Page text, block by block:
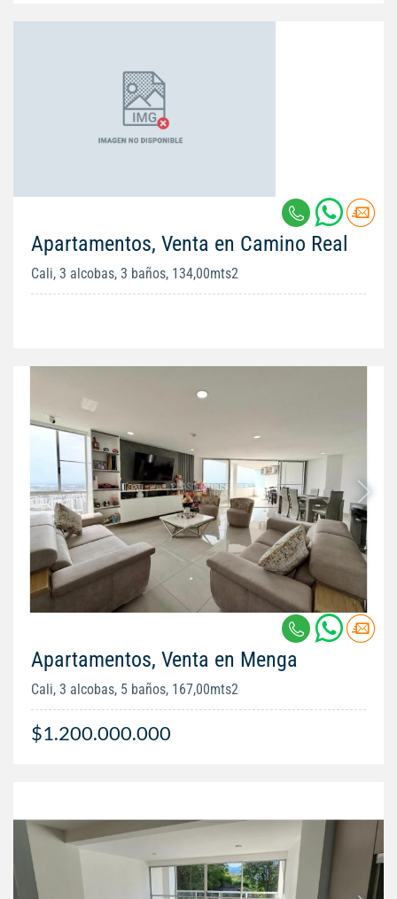
Apartamentos, Venta en Camino Real
Cali, 3 alcobas, 3 baños, 134,00mts2
Apartamentos, Venta en Menga
Cali, 3 alcobas, 5 baños, 167,00mts2
$1.200.000.000